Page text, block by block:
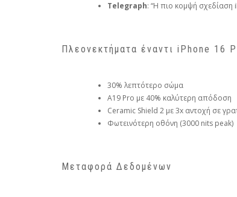
Telegraph: “Η πιο κομψή σχεδίαση
Πλεονεκτήματα έναντι iPhone 16
30% λεπτότερο σώμα
A19 Pro με 40% καλύτερη απόδοση
Ceramic Shield 2 με 3x αντοχή σε
Φωτεινότερη οθόνη (3000 nits peak)
Μεταφορά Δεδομένων